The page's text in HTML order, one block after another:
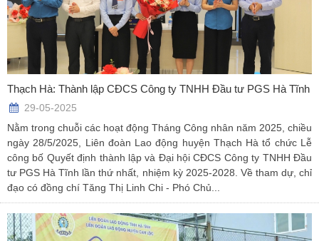
Thạch Hà: Thành lập CĐCS Công ty TNHH Đầu tư PGS Hà Tĩnh
29-05-2025
Nằm trong chuỗi các hoạt động Tháng Công nhân năm 2025, chiều
ngày 28/5/2025, Liên đoàn Lao động huyện Thạch Hà tổ chức Lễ
công bố Quyết định thành lập và Đại hội CĐCS Công ty TNHH Đầu
tư PGS Hà Tĩnh lần thứ nhất, nhiệm kỳ 2025-2028. Về tham dự, chỉ
đạo có đồng chí Tăng Thị Linh Chi - Phó Chủ...